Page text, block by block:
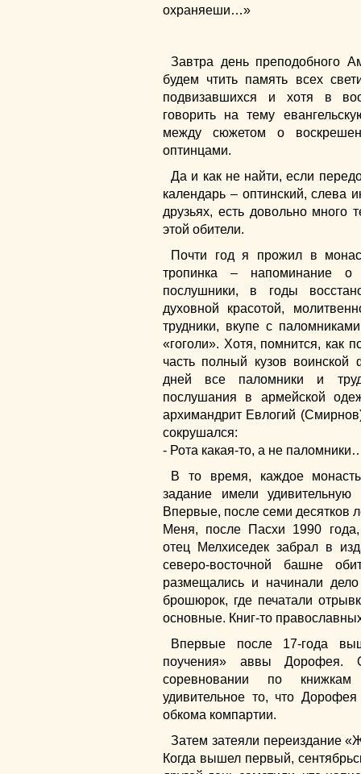
охраняеши…»
Завтра день преподобного
будем чтить память всех
подвизавшихся и хотя в
говорить на тему
между сюжетом о
оптинцами.
Да и как не найти, если
календарь – оптинский, слева
друзьях, есть довольно много
этой обители.
Почти год я прожил в
тропинка – напоминание
послушники, в годы
духовной красотой,
трудники, вкупе с
«гоголи». Хотя, помнится, как
часть полный кузов
дней все паломники и
послушания в армейской
архимандрит Евлогий
сокрушался:
- Рота какая-то, а не
В то время, каждое
задание имели
Впервые, после семи десятков
Меня, после Пасхи 1990
отец Мелхиседек забрал в
северо-восточной башне
размещались и начинали
брошюрок, где печатали
основные. Книг-то
Впервые после 17-года
поучения» аввы Дорофея.
соревновании по
удивительное то, что Дорофея
обкома компартии.
Затем затеяли переиздание
Когда вышел первый,